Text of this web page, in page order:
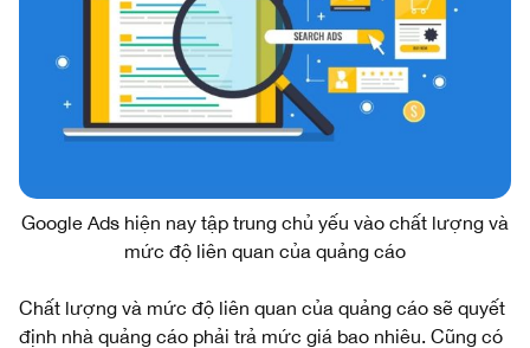
Google Ads hiện nay tập trung chủ yếu vào chất lượng và
mức độ liên quan của quảng cáo
Chất lượng và mức độ liên quan của quảng cáo sẽ quyết
định nhà quảng cáo phải trả mức giá bao nhiêu. Cũng có